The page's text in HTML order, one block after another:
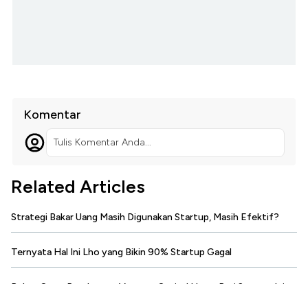
Komentar
Tulis Komentar Anda...
Related Articles
Strategi Bakar Uang Masih Digunakan Startup, Masih Efektif?
Ternyata Hal Ini Lho yang Bikin 90% Startup Gagal